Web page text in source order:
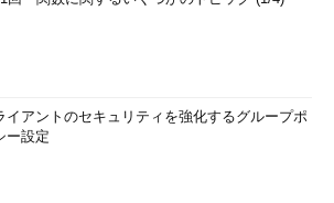
イアントのセキュリティを強化するグループポ
ー設定